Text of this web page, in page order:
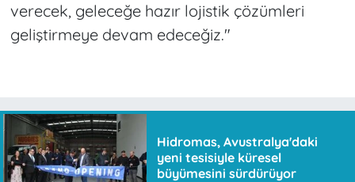
verecek, geleceğe hazır lojistik çözümleri
geliştirmeye devam edeceğiz."
Hidromas, Avustralya'daki
yeni tesisiyle küresel
büyümesini sürdürüyor